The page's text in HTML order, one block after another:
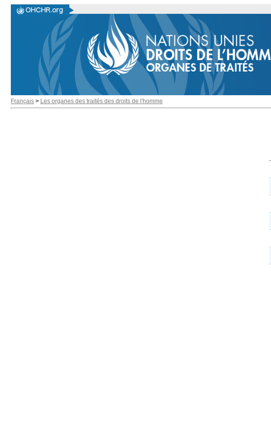
Français > Les organes des traités des droits de l'homme